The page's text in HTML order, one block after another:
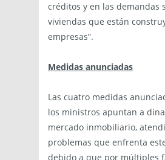
créditos y en las demandas
viviendas que están
empresas”.
Medidas anunciadas
Las cuatro medidas
los ministros apuntan a
mercado inmobiliario,
problemas que enfrenta
debido a que por múltiples